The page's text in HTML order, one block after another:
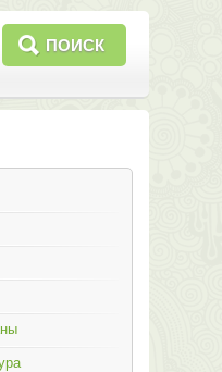
ПОИСК